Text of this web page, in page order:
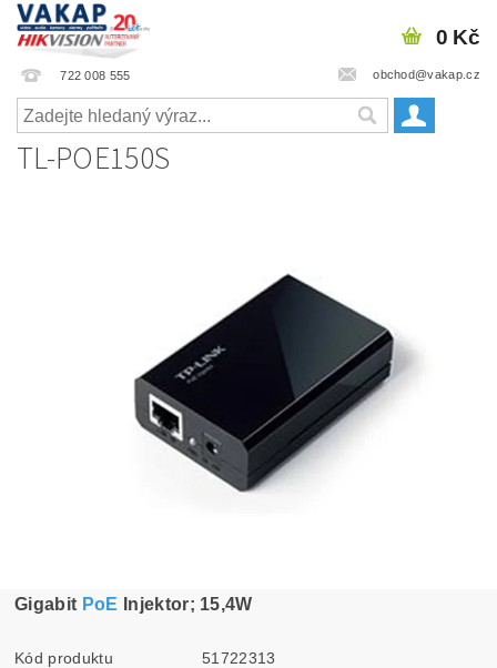
722 008 555 obchod@vakap.cz
0 Kč
TL-POE150S
Gigabit PoE Injektor; 15,4W
Kód produktu 51722313